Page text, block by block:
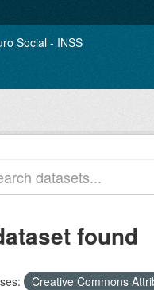
found
Creative Commons